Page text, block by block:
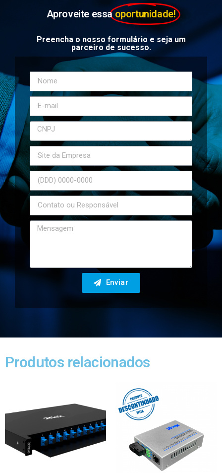
Aproveite essa oportunidade!
Preencha o nosso formulário e seja um
parceiro de sucesso.
Enviar
Produtos relacionados